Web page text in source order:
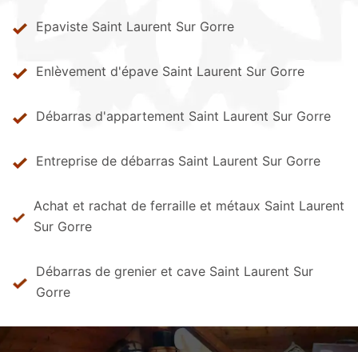
Epaviste Saint Laurent Sur Gorre
Enlèvement d'épave Saint Laurent Sur Gorre
Débarras d'appartement Saint Laurent Sur Gorre
Entreprise de débarras Saint Laurent Sur Gorre
Achat et rachat de ferraille et métaux Saint Laurent
Sur Gorre
Débarras de grenier et cave Saint Laurent Sur
Gorre